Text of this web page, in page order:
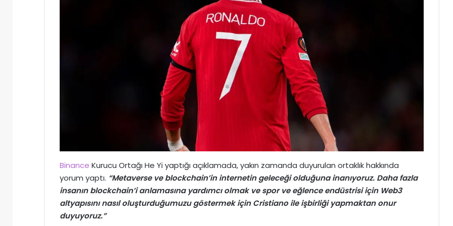
Binance Kurucu Ortağı He Yi yaptığı açıklamada, yakın zamanda duyurulan ortaklık hakkında
yorum yaptı. “Metaverse ve blockchain’in internetin geleceği olduğuna inanıyoruz. Daha fazla
insanın blockchain’i anlamasına yardımcı olmak ve spor ve eğlence endüstrisi için Web3
altyapısını nasıl oluşturduğumuzu göstermek için Cristiano ile işbirliği yapmaktan onur
duyuyoruz.”